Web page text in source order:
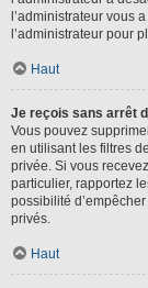
l’administrateur vous
l’administrateur pour
Haut
Je reçois sans arrêt
Vous pouvez
en utilisant les filtres
privée. Si vous
particulier, rapportez
possibilité
privés.
Haut